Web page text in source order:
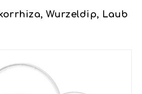
Wurzeldip, Laub